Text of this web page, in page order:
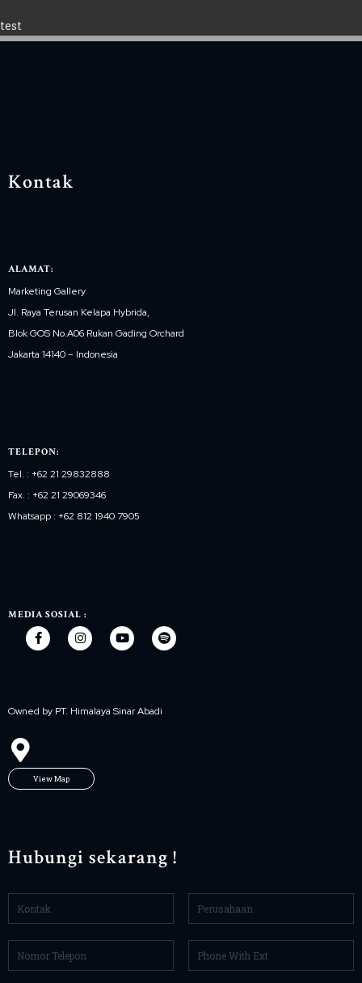
test
Kontak
ALAMAT:
Marketing Gallery
Jl. Raya Terusan Kelapa Hybrida,
Blok GOS No.A06 Rukan Gading Orchard
Jakarta 14140 – Indonesia
TELEPON:
Tel. : +62 21 29832888
Fax. : +62 21 29069346
Whatsapp : +62 812 1940 7905
MEDIA SOSIAL :
Owned by PT. Himalaya Sinar Abadi
View Map
Hubungi sekarang !